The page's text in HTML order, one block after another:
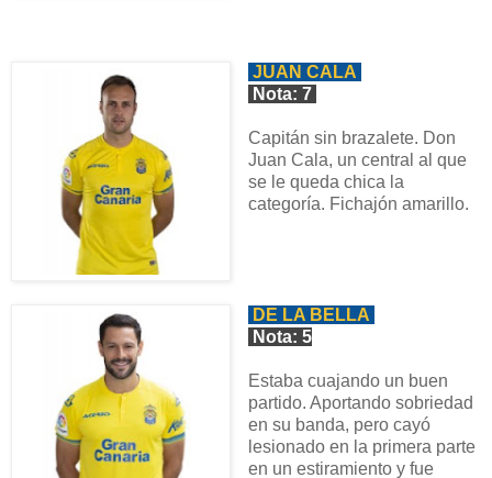
JUAN CALA
Nota: 7
Capitán sin brazalete. Don
Juan Cala, un central al que
se le queda chica la
categoría. Fichajón amarillo.
DE LA BELLA
Nota: 5
Estaba cuajando un buen
partido. Aportando sobriedad
en su banda, pero cayó
lesionado en la primera parte
en un estiramiento y fue